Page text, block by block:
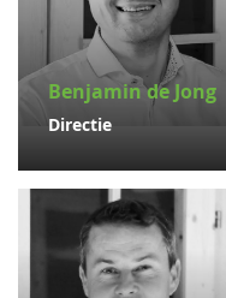
Benjamin de Jong
Directie